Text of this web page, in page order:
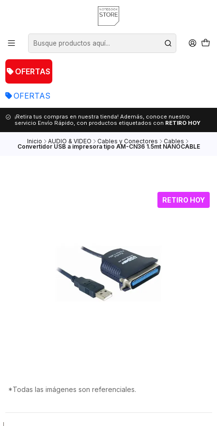
OFERTAS
OFERTAS
¡Retira tus compras en nuestra tienda! Además, conoce nuestro
servicio Envío Rápido, con productos etiquetados con RETIRO HOY
Inicio AUDIO & VIDEO Cables y Conectores Cables
Convertidor USB a impresora tipo AM-CN36 1.5mt NANOCABLE
RETIRO HOY
*Todas las imágenes son referenciales.